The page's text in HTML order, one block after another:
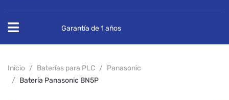
Garantía de 1 años
Inicio Baterías para PLC
Panasonic
Batería Panasonic BN5P